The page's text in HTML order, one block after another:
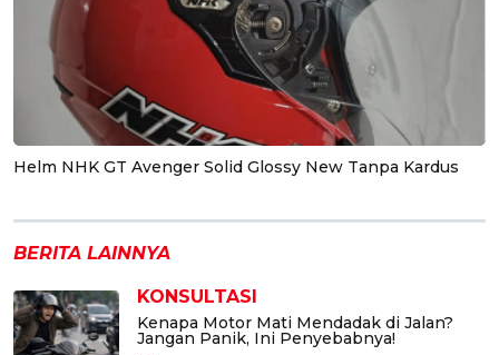
Helm NHK GT Avenger Solid Glossy New Tanpa Kardus
BERITA LAINNYA
KONSULTASI
Kenapa Motor Mati Mendadak di Jalan?
Jangan Panik, Ini Penyebabnya!